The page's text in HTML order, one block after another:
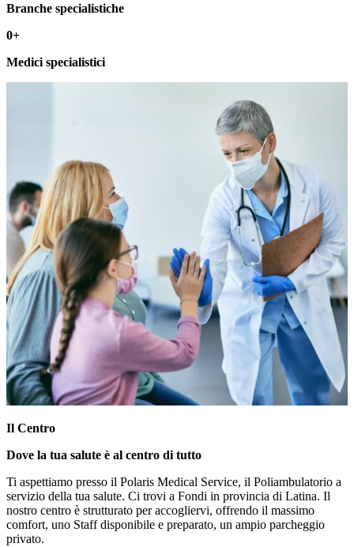
Branche specialistiche
0+
Medici specialistici
Il Centro
Dove la tua salute è al centro di tutto
Ti aspettiamo presso il Polaris Medical Service, il Poliambulatorio a
servizio della tua salute. Ci trovi a Fondi in provincia di Latina. Il
nostro centro è strutturato per accogliervi, offrendo il massimo
comfort, uno Staff disponibile e preparato, un ampio parcheggio
privato.